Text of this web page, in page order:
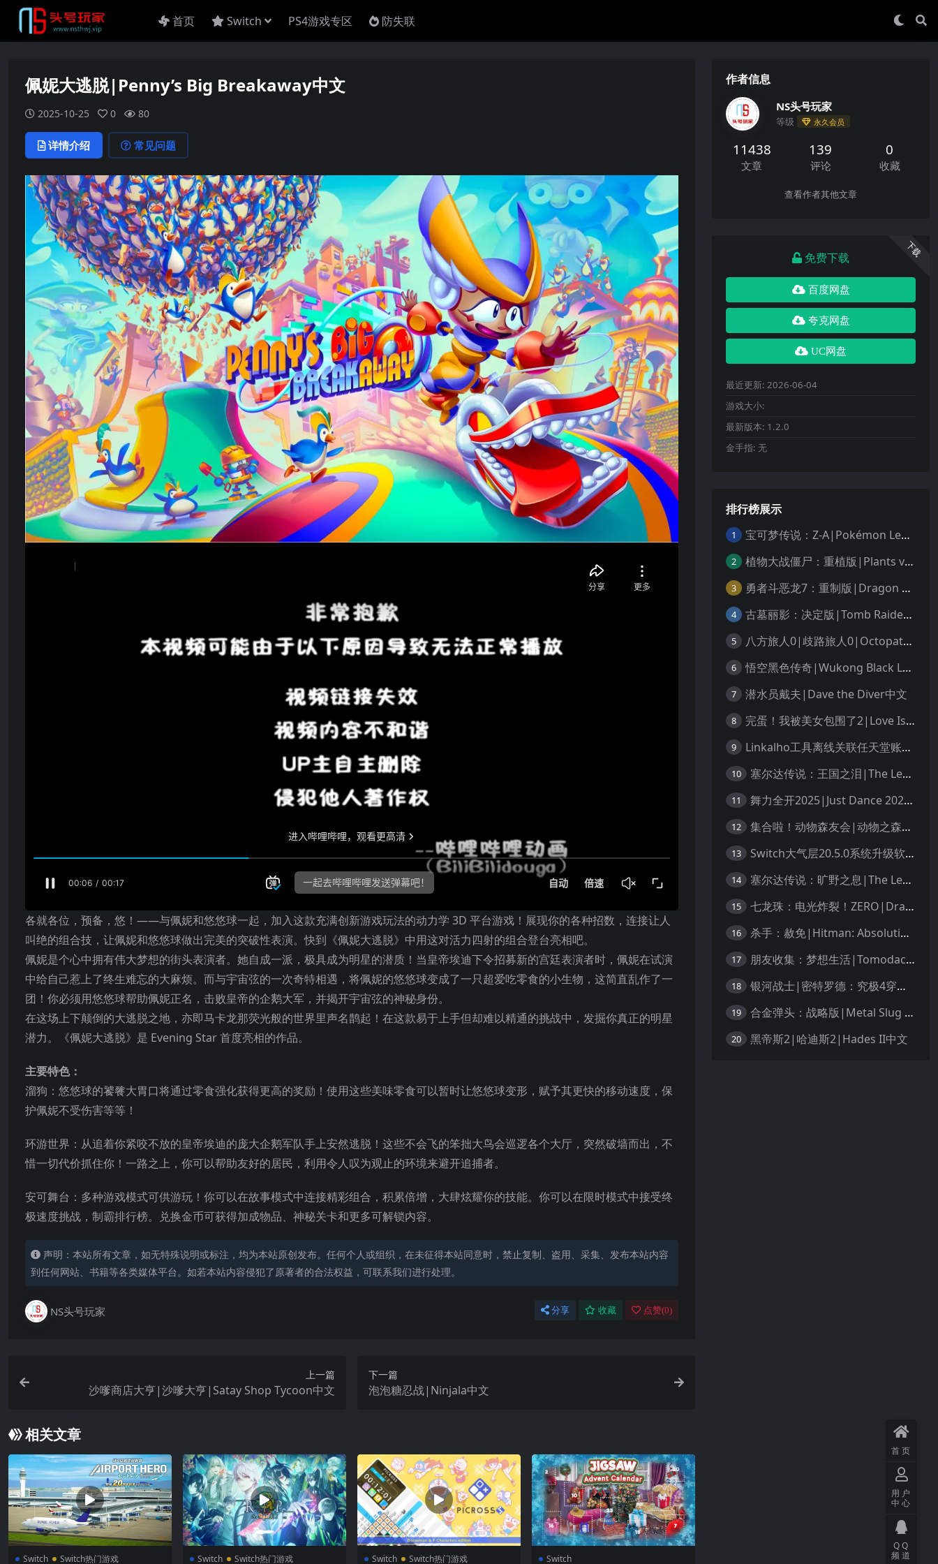
首页 Switch PS4游戏专区 防失联
佩妮大逃脱|Penny’s Big Breakaway中文
2025-10-25 0 80
详情介绍 常见问题
各就各位，预备，悠！——与佩妮和悠悠球一起，加入这款充满创新游戏玩法的动力学 3D 平台游戏！展现你的各种招数，连接让人
叫绝的组合技，让佩妮和悠悠球做出完美的突破性表演。快到《佩妮大逃脱》中用这对活力四射的组合登台亮相吧。
佩妮是个心中拥有伟大梦想的街头表演者。她自成一派，极具成为明星的潜质！当皇帝埃迪下令招募新的宫廷表演者时，佩妮在试演
中给自己惹上了终生难忘的大麻烦。而与宇宙弦的一次奇特相遇，将佩妮的悠悠球变成了一只超爱吃零食的小生物，这简直乱作了一
团！你必须用悠悠球帮助佩妮正名，击败皇帝的企鹅大军，并揭开宇宙弦的神秘身份。
在这场上下颠倒的大逃脱之地，亦即马卡龙那荧光般的世界里声名鹊起！在这款易于上手但却难以精通的挑战中，发掘你真正的明星
潜力。《佩妮大逃脱》是 Evening Star 首度亮相的作品。
主要特色：
溜狗：悠悠球的饕餮大胃口将通过零食强化获得更高的奖励！使用这些美味零食可以暂时让悠悠球变形，赋予其更快的移动速度，保
护佩妮不受伤害等等！
环游世界：从追着你紧咬不放的皇帝埃迪的庞大企鹅军队手上安然逃脱！这些不会飞的笨拙大鸟会巡逻各个大厅，突然破墙而出，不
惜一切代价抓住你！一路之上，你可以帮助友好的居民，利用令人叹为观止的环境来避开追捕者。
安可舞台：多种游戏模式可供游玩！你可以在故事模式中连接精彩组合，积累倍增，大肆炫耀你的技能。你可以在限时模式中接受终
极速度挑战，制霸排行榜。兑换金币可获得加成物品、神秘关卡和更多可解锁内容。
声明：本站所有文章，如无特殊说明或标注，均为本站原创发布。任何个人或组织，在未征得本站同意时，禁止复制、盗用、采集、发布本站内容
到任何网站、书籍等各类媒体平台。如若本站内容侵犯了原著者的合法权益，可联系我们进行处理。
NS头号玩家 分享 收藏 点赞(0)
上一篇
沙嗲商店大亨|沙嗲大亨|Satay Shop Tycoon中文
下一篇
泡泡糖忍战|Ninjala中文
相关文章
Switch Switch热门游戏 Switch Switch热门游戏 Switch Switch热门游戏 Switch
作者信息
NS头号玩家
等级 永久会员
11438
文章
139
评论
0
收藏
查看作者其他文章
下载
免费下载
百度网盘
夸克网盘
UC网盘
最近更新: 2026-06-04
游戏大小:
最新版本: 1.2.0
金手指: 无
排行榜展示
1 宝可梦传说：Z-A|Pokémon Legends: Z-A中文
2 植物大战僵尸：重植版|Plants vs. Zombies: Replanted中文
3 勇者斗恶龙7：重制版|Dragon Quest VII Reimagined中文
4 古墓丽影：决定版|Tomb Raider: Definitive Edition中文
5 八方旅人0|歧路旅人0|Octopath Traveler 0中文
6 悟空黑色传奇|Wukong Black Legend
7 潜水员戴夫|Dave the Diver中文
8 完蛋！我被美女包围了2|Love Is All Around 2中文
9 Linkalho工具离线关联任天堂账户教程
10 塞尔达传说：王国之泪|The Legend of Zelda: Tears of the Kingdom中文
11 舞力全开2025|Just Dance 2025中文
12 集合啦！动物森友会|动物之森|Animal Crossing: New Horizons中文
13 Switch大气层20.5.0系统升级软硬破通用教程
14 塞尔达传说：旷野之息|The Legend of Zelda: Breath of the Wild中文
15 七龙珠：电光炸裂！ZERO|Dragon Ball: Sparking! Zero中文
16 杀手：赦免|Hitman: Absolution汉化
17 朋友收集：梦想生活|Tomodachi Life: Living the Dream中文
18 银河战士|密特罗德：究极4穿越未知|Metroid Prime 4: Beyond中文
19 合金弹头：战略版|Metal Slug Tactics中文
20 黑帝斯2|哈迪斯2|Hades II中文
首页
用户
中心
QQ
频道